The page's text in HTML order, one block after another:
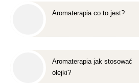
Aromaterapia co to jest?
Aromaterapia jak stosować
olejki?